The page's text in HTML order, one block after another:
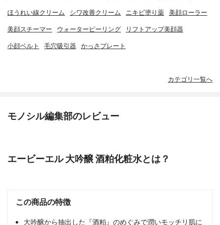
ほうれい線クリーム シワ改善クリーム ニキビ塗り薬 美顔ローラー
美顔スチーマー ウォーターピーリング リフトアップ美顔器
小顔ベルト 毛穴吸引器 かっさプレート
カテゴリ一覧へ
モノシル編集部のレビュー
エービーエル 大吟醸 酒粕化粧水とは？
この商品の特徴
大吟醸から抽出した『酒粕』のめぐみで潤いモッチリ肌に